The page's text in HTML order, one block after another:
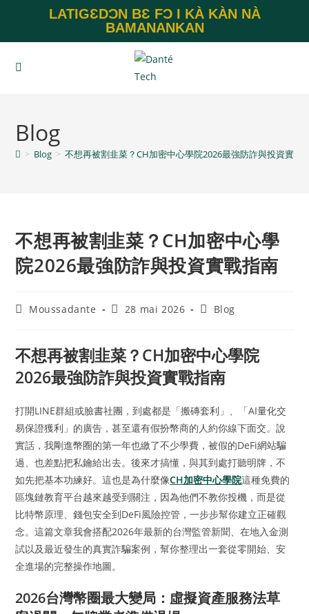
LATIGƐDƆN BƐ FƆ I KÀ KÀN NÀ
BAMANANKAN
Blog
> Blog > 不想再被割韭菜？CH加密中心學院2026最強防詐與投資實戰
不想再被割韭菜？CH加密中心學
院2026最強防詐與投資實戰指南
Moussadante 28 mai 2026 Blog
不想再被割韭菜？CH加密中心學院
2026最強防詐與投資實戰指南
打開LINE群組或臉書社團，到處都是「搬磚套利」、「AI量化交
易保證獲利」的廣告，甚至還有假扮幣商的人約你線下面交。說
實話，我剛進幣圈的第一年也繳了不少學費，被假的DeFi網站騙
過、也差點把私鑰給出去。後來才搞懂，與其到處打聽明牌，不
如先把基本功練好。這也是為什麼像CH加密中心學院這種免費的
區塊鏈教育平台越來越受到關注，因為他們不教你投機，而是從
比特幣原理、錢包安全到DeFi風險控管，一步步幫你建立正確觀
念。這篇文章我會搭配2026年最新的台灣監管新聞、在地入金測
試以及最近發生的真實詐騙案例，幫你整理出一套從零開始、安
全進場的完整操作地圖。
2026台灣幣圈最大變局：虛擬資產服務法草